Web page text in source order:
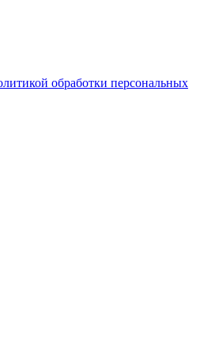
обработки персональных